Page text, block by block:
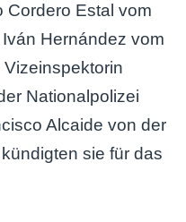
Cordero Estal vom
Hernández vom
Vizeinspektorin
Nationalpolizei
Alcaide von der
sie für das